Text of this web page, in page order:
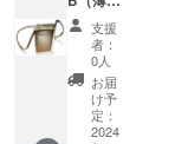
料込み
の価格
です。
3 ※プロ
ジェク
ト期間
中の特
別価格
として
定価
茶） 白
革：ニ
ホンシ
カ革に
漆付け
薄茶無
地革：
支援
者：
0人
お届
け予
定：
2024